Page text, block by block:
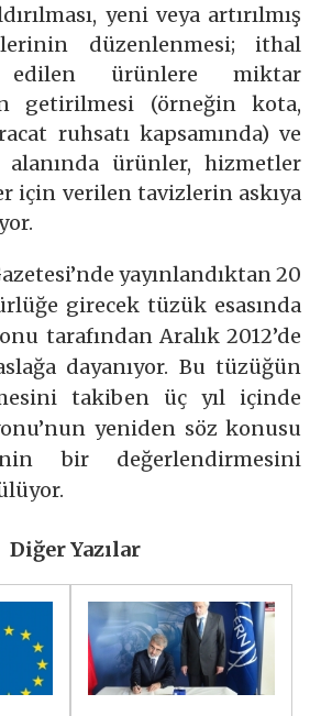
yeni veya artırılmış
düzenlenmesi; ithal
ürünlere miktar
getirilmesi (örneğin kota,
ruhsatı kapsamında) ve
ürünler, hizmetler
için verilen tavizlerin askıya
yayınlandıktan 20
girecek tüzük esasında
tarafından Aralık 2012’de
dayanıyor. Bu tüzüğün
takiben üç yıl içinde
yeniden söz konusu
bir değerlendirmesini
Diğer Yazılar